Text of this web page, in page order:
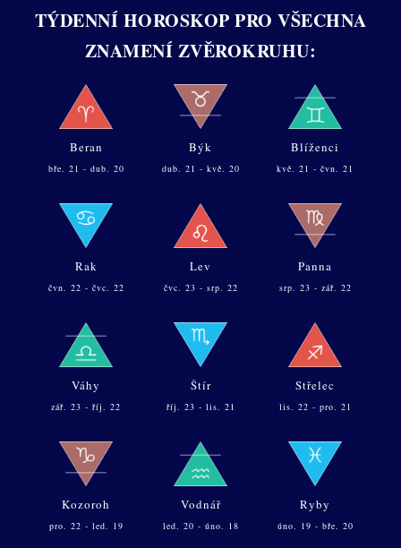
TÝDENNÍ HOROSKOP PRO VŠECHNA
ZNAMENÍ ZVĚROKRUHU:
Beran
bře. 21 - dub. 20
Býk
dub. 21 - kvě. 20
Blíženci
kvě. 21 - čvn. 21
Rak
čvn. 22 - čvc. 22
Lev
čvc. 23 - srp. 22
Panna
srp. 23 - zář. 22
Váhy
zář. 23 - říj. 22
Štír
říj. 23 - lis. 21
Střelec
lis. 22 - pro. 21
Kozoroh
pro. 22 - led. 19
Vodnář
led. 20 - úno. 18
Ryby
úno. 19 - bře. 20